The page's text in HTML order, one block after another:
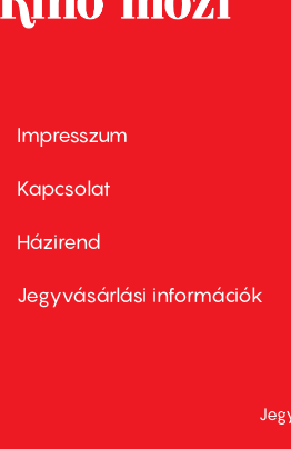
Footer
first
Impresszum
Kapcsolat
Footer
second
Házirend
Jegyvásárlási információk